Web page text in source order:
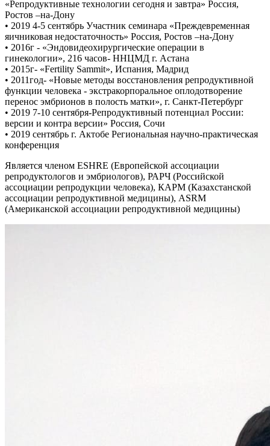
«Репродуктивные технологии сегодня и завтра» Россия,
Ростов –на-Дону
• 2019 4-5 сентябрь Участник семинара «Преждевременная
яичниковая недостаточность» Россия, Ростов –на-Дону
• 2016г - «Эндовидеохирургические операции в
гинекологии», 216 часов- ННЦМД г. Астана
• 2015г- «Fertility Sammit», Испания, Мадрид
• 2011год- «Новые методы восстановления репродуктивной
функции человека - экстракорпоральное оплодотворение
перенос эмбрионов в полость матки», г. Санкт-Петербург
• 2019 7-10 сентября-Репродуктивный потенциал России:
версии и контра версии» Россия, Сочи
• 2019 сентябрь г. Актобе Региональная научно-практическая
конференция
Является членом ESHRE (Европейской ассоциации
репродуктологов и эмбриологов), РАРЧ (Российской
ассоциации репродукции человека), КАРМ (Казахстанской
ассоциации репродуктивной медицины), ASRM
(Американской ассоциации репродуктивной медицины)